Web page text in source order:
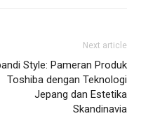
Next article
Style: Pameran Produk
Toshiba dengan Teknologi
Jepang dan Estetika
Skandinavia